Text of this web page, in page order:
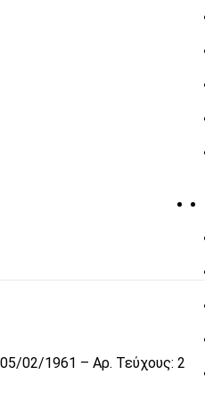
05/02/1961 – Αρ. Τεύχους: 2